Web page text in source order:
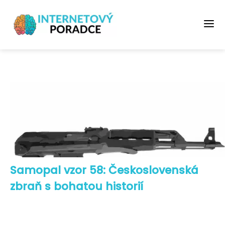
Samopal vzor 58: Československá
zbraň s bohatou historií